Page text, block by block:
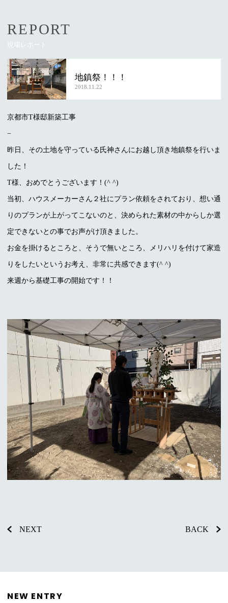
REPORT
現場レポート
地鎮祭！！！
2018.11.22
京都市T様邸新築工事
−
昨日、その土地を守っている氏神さんにお越し頂き地鎮祭を行いま
した！
T様、おめでとうございます！(^ ^)
当初、ハウスメーカーさん２社にプラン依頼をされており、想い通
りのプランが上がってこないのと、決められた素材の中からしか選
定できないとの事でお声がけ頂きました。
お金を掛けるところと、そうで無いところ、メリハリを付けて家造
りをしたいというお考え、非常に共感できます(^ ^)
来週から基礎工事の開始です！！
NEXT BACK
NEW ENTRY